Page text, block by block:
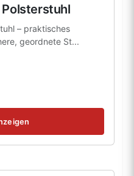
– praktisches
geordnete St...